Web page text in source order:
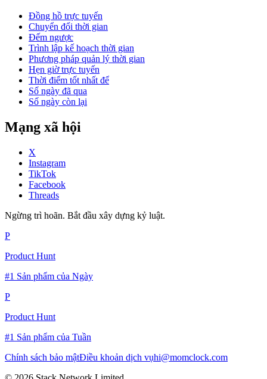
Đồng hồ trực tuyến
Chuyển đổi thời gian
Đếm ngược
Trình lập kế hoạch thời gian
Phương pháp quản lý thời gian
Hẹn giờ trực tuyến
Thời điểm tốt nhất để
Số ngày đã qua
Số ngày còn lại
Mạng xã hội
X
Instagram
TikTok
Facebook
Threads
Ngừng trì hoãn. Bắt đầu xây dựng kỷ luật.
P
Product Hunt
#1 Sản phẩm của Ngày
P
Product Hunt
#1 Sản phẩm của Tuần
Chính sách bảo mậtĐiều khoản dịch vụhi@momclock.com